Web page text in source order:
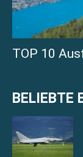
TOP 10
BELIEBTE